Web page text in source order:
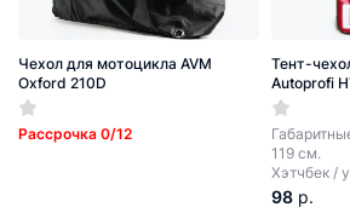
Чехол для мотоцикла AVM
Oxford 210D
Рассрочка 0/12
Тент-
Autoprofi
119 см.
Хэтчбек /
98 р.